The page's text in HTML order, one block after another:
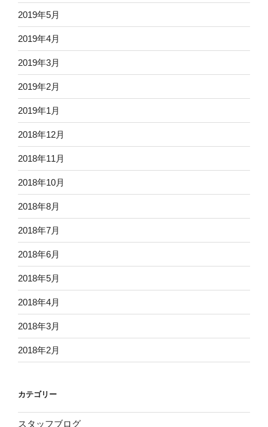
2019年5月
2019年4月
2019年3月
2019年2月
2019年1月
2018年12月
2018年11月
2018年10月
2018年8月
2018年7月
2018年6月
2018年5月
2018年4月
2018年3月
2018年2月
カテゴリー
スタッフブログ